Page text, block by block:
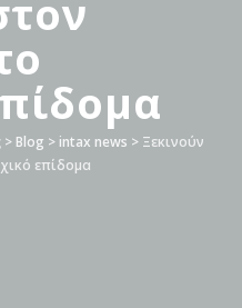
> Blog > intax news > Ξεκινούν
επίδομα